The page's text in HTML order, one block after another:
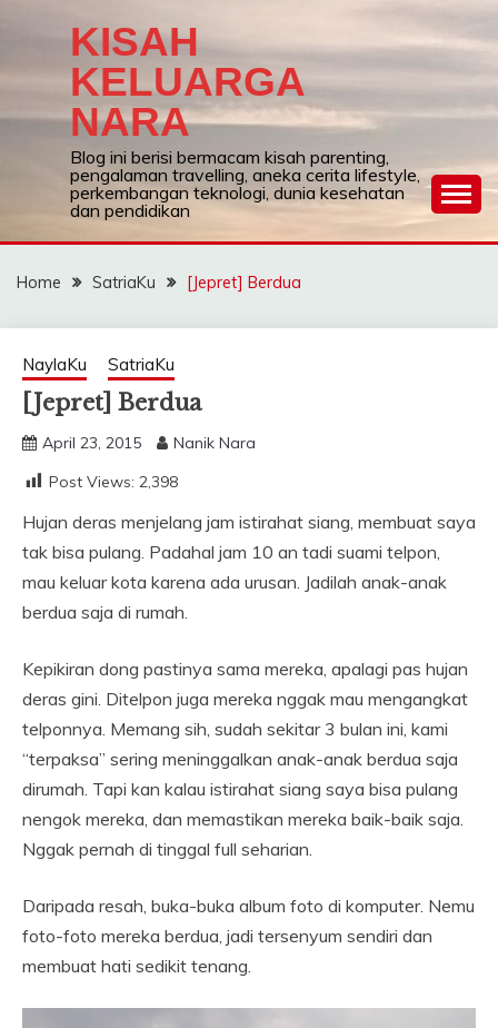
KISAH
KELUARGA
NARA
Blog ini berisi bermacam kisah parenting,
pengalaman travelling, aneka cerita lifestyle,
perkembangan teknologi, dunia kesehatan
dan pendidikan
Home SatriaKu [Jepret] Berdua
NaylaKu SatriaKu
[Jepret] Berdua
April 23, 2015
Nanik Nara
Post Views: 2,398
Hujan deras menjelang jam istirahat siang, membuat saya
tak bisa pulang. Padahal jam 10 an tadi suami telpon,
mau keluar kota karena ada urusan. Jadilah anak-anak
berdua saja di rumah.
Kepikiran dong pastinya sama mereka, apalagi pas hujan
deras gini. Ditelpon juga mereka nggak mau mengangkat
telponnya. Memang sih, sudah sekitar 3 bulan ini, kami
“terpaksa” sering meninggalkan anak-anak berdua saja
dirumah. Tapi kan kalau istirahat siang saya bisa pulang
nengok mereka, dan memastikan mereka baik-baik saja.
Nggak pernah di tinggal full seharian.
Daripada resah, buka-buka album foto di komputer. Nemu
foto-foto mereka berdua, jadi tersenyum sendiri dan
membuat hati sedikit tenang.